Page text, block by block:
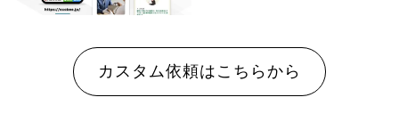
カスタム依頼はこちらから